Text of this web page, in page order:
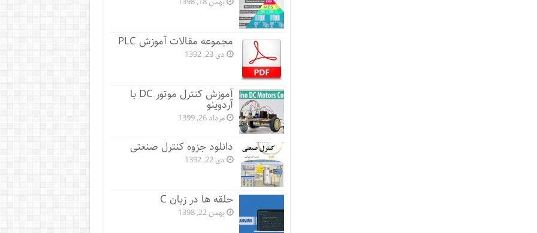
مجموعه مقالات آموزش PLC
دی 23, 1392
آموزش کنترل موتور DC با
آردوینو
مرداد 26, 1399
دانلود جزوه کنترل صنعتی
دی 22, 1392
حلقه ها در زبان C
بهمن 22, 1398